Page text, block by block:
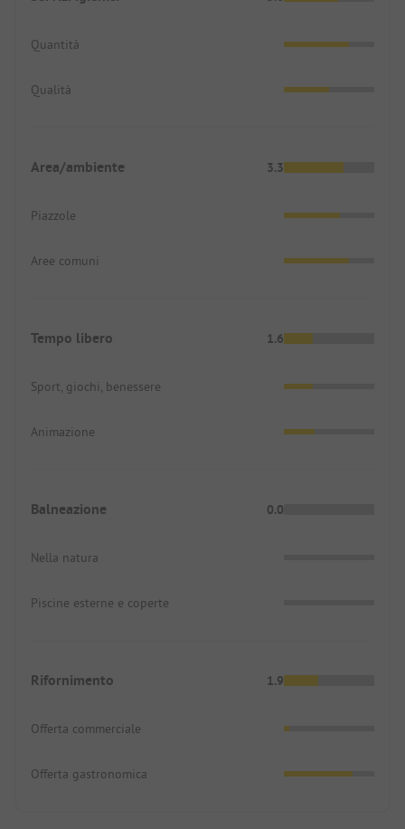
Quantità
Qualità
Area/ambiente 3.3
Piazzole
Aree comuni
Tempo libero 1.6
Sport, giochi, benessere
Animazione
Balneazione 0.0
Nella natura
Piscine esterne e coperte
Rifornimento 1.9
Offerta commerciale
Offerta gastronomica